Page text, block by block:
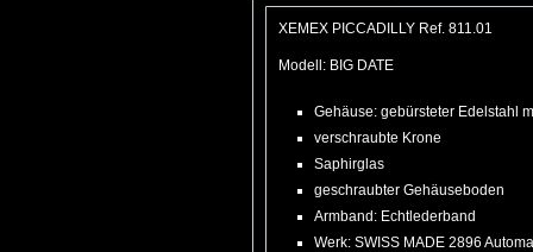
XEMEX PICCADILLY Ref. 811.01
Modell: BIG DATE
Gehäuse: gebürsteter Edelstahl
verschraubte Krone
Saphirglas
geschraubter Gehäuseboden
Armband: Echtlederband
Werk: SWISS MADE 2896